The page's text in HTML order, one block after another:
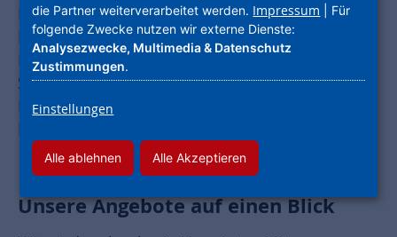
Kennen Sie schon unsere Angebote für Kinder?
Die Power Bande hält Tipps und Tricks für
Kinder bereit. Interessante Themen, aber auch
Spiele und Aktionen für zu Hause sowie
Bastelanleitungen und einfache Rezepte zum
Unsere Angebote auf einen Blick
die Partner weiterverarbeitet werden. Impressum | Für
folgende Zwecke nutzen wir externe Dienste:
Analysezwecke, Multimedia & Datenschutz
Zustimmungen.
Einstellungen
Alle ablehnen Alle Akzeptieren